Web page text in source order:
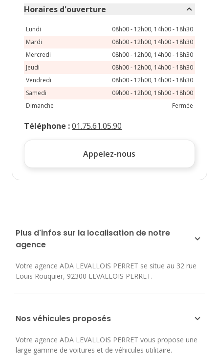
21 22
Horaires d'ouverture
Lundi
08h00 - 12h00, 14h00 - 18h30
Mardi
08h00 - 12h00, 14h00 - 18h30
Mercredi
08h00 - 12h00, 14h00 - 18h30
Jeudi
08h00 - 12h00, 14h00 - 18h30
Vendredi
08h00 - 12h00, 14h00 - 18h30
Samedi
09h00 - 12h00, 16h00 - 18h00
Dimanche
Fermée
Téléphone :01.75.61.05.90
Appelez-nous
Plus d'infos sur la localisation de notre
agence
Votre agence ADA LEVALLOIS PERRET se situe au 32 rue
Louis Rouquier, 92300 LEVALLOIS PERRET.
Nos véhicules proposés
Votre agence ADA LEVALLOIS PERRET vous propose une
large gamme de voitures et de véhicules utilitaire.